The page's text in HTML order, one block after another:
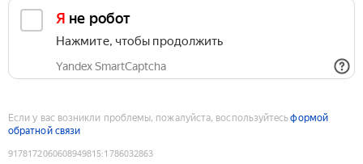
Я не робот
Нажмите, чтобы продолжить
Yandex SmartCaptcha
Если у вас возникли проблемы, пожалуйста, воспользуйтесьформой
обратной связи
9178172060608949815:1786032863